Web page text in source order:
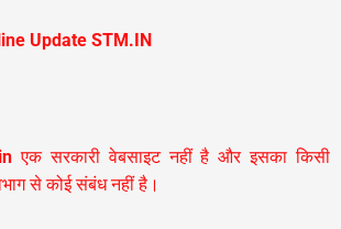
Update STM.IN
एक सरकारी वेबसाइट नहीं है और इसका किसी
से कोई संबंध नहीं है।